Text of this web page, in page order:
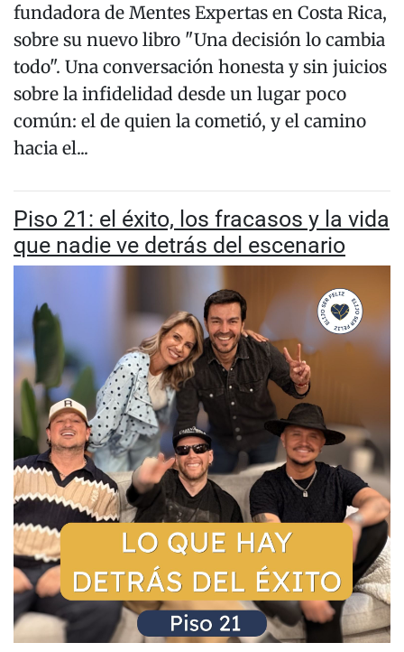
fundadora de Mentes Expertas en Costa Rica,
sobre su nuevo libro "Una decisión lo cambia
todo". Una conversación honesta y sin juicios
sobre la infidelidad desde un lugar poco
común: el de quien la cometió, y el camino
hacia el...
Piso 21: el éxito, los fracasos y la vida
que nadie ve detrás del escenario